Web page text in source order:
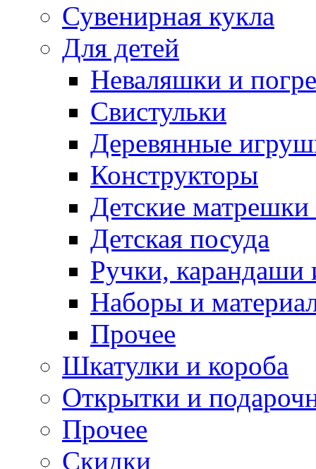
Сувенирная кукла
Для детей
Неваляшки и
Свистульки
Деревянные
Конструкторы
Детские
Детская посуда
Ручки,
Наборы и
Прочее
Шкатулки и короба
Открытки и
Прочее
Скидки